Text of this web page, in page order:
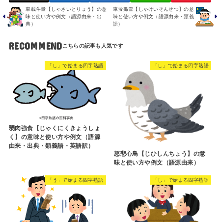
車載斗量【しゃさいとりょう】の意
味と使い方や例文（語源由来・出
典）
車蛍孫雪【しゃけいそんせつ】の意
味と使い方や例文（語源由来・類義
語）
RECOMMEND
「し」で始まる四字熟語
弱肉強食【じゃくにくきょうしょ
く】の意味と使い方や例文（語源
由来・出典・類義語・英語訳）
「し」で始まる四字熟語
慈悲心鳥【じひしんちょう】の意
味と使い方や例文（語源由来）
「う」で始まる四字熟語 「し」で始まる四字熟語